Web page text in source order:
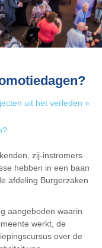
uit het verleden »
zij-instromers
hebben in een baan
afdeling Burgerzaken
aangeboden waarin
werkt, de
over de